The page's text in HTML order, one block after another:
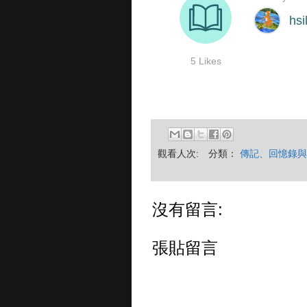
觀看人次: 分類： 傳記、回憶錄
沒有留言:
張貼留言